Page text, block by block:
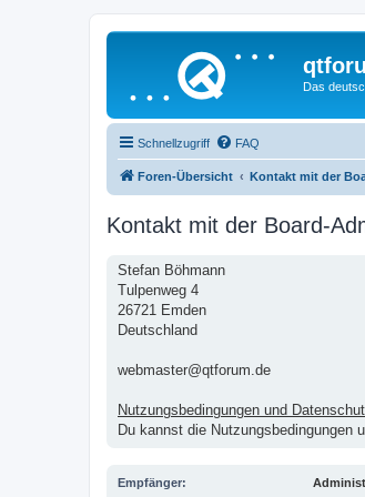
Das
Schnellzugriff FAQ
Foren-Übersicht Kontakt mit der
Kontakt mit der Board-
Stefan Böhmann
Tulpenweg 4
26721 Emden
Deutschland
webmaster@qtforum.de
Nutzungsbedingungen und
Du kannst die Nutzungsbedingungen
Empfänger: